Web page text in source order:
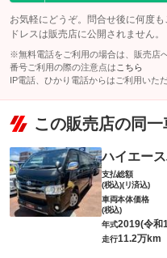
お気軽にどうぞ。問合せ後に何度
ドレスは販売店に公開されません。
※無料電話をご利用の場合は、販売店
番号ご利用の際の注意点は こちら
IP電話、ひかり電話からはご利用いた
この販売店の同一
ハイエー
支払総額
(税込)(リ済込)
車両本体価格
(税込)
年式2019(令和
走行11.2万km